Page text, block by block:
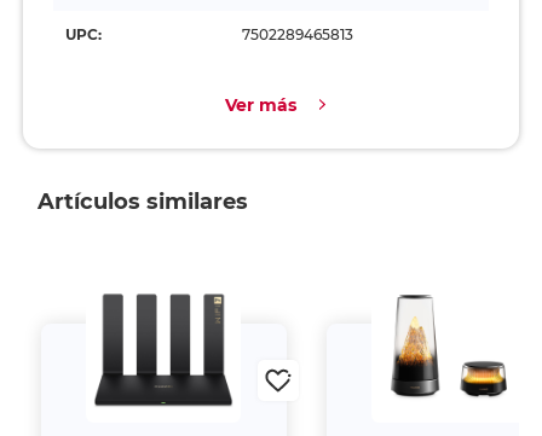
UPC: 7502289465813
Ver más
Artículos similares